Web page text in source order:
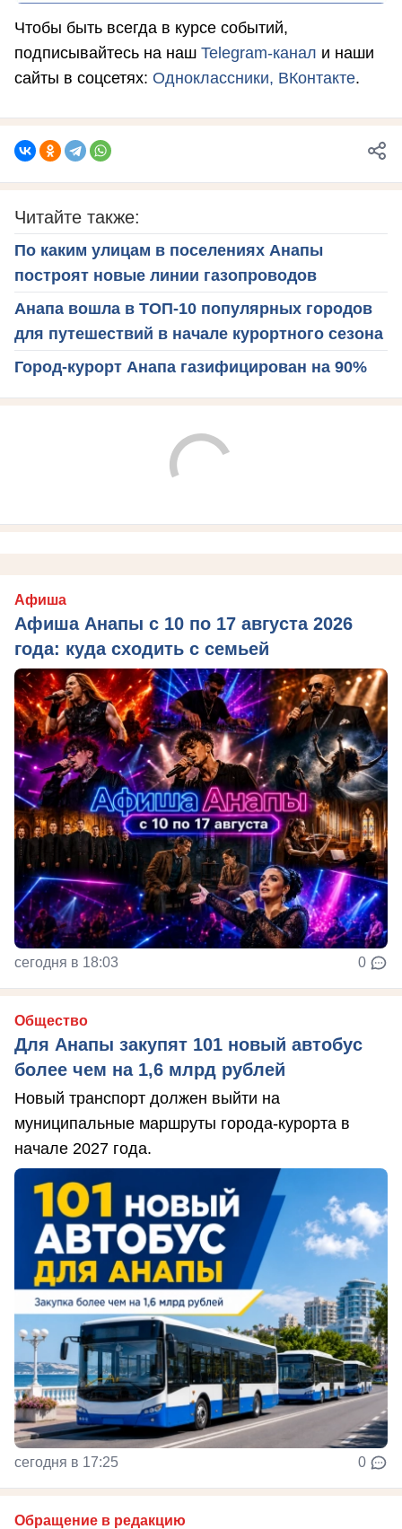
Чтобы быть всегда в курсе событий,
подписывайтесь на наш Telegram-канал и наши
сайты в соцсетях: Одноклассники, ВКонтакте.
Читайте также:
По каким улицам в поселениях Анапы
построят новые линии газопроводов
Анапа вошла в ТОП-10 популярных городов
для путешествий в начале курортного сезона
Город-курорт Анапа газифицирован на 90%
Афиша
Афиша Анапы с 10 по 17 августа 2026
года: куда сходить с семьей
сегодня в 18:03 0
Общество
Для Анапы закупят 101 новый автобус
более чем на 1,6 млрд рублей
Новый транспорт должен выйти на
муниципальные маршруты города-курорта в
начале 2027 года.
сегодня в 17:25 0
Обращение в редакцию